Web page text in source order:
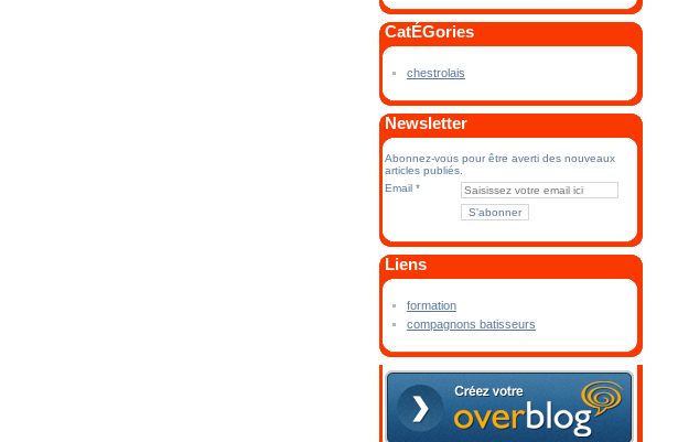
CatÉGories
chestrolais
Newsletter
Abonnez-vous pour être averti des nouveaux
articles publiés.
Email
Liens
formation
compagnons batisseurs